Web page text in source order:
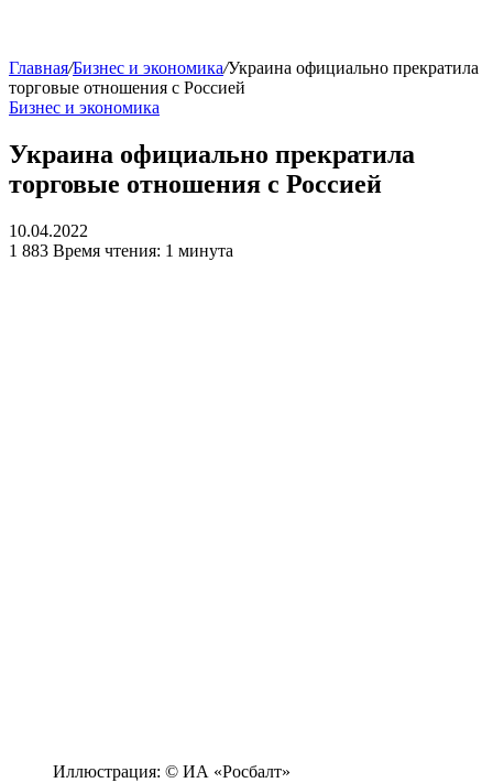
Главная/Бизнес и экономика/Украина официально прекратила
торговые отношения с Россией
Бизнес и экономика
Украина официально прекратила
торговые отношения с Россией
10.04.2022
1 883 Время чтения: 1 минута
Иллюстрация: © ИА «Росбалт»